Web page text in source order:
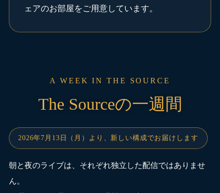
ェアのお部屋をご用意しています。
A WEEK IN THE SOURCE
The Sourceの一週間
2026年7月13日（月）より、新しい構成でお届けします
朝と夜のライブは、それぞれ独立した配信ではありませ
ん。